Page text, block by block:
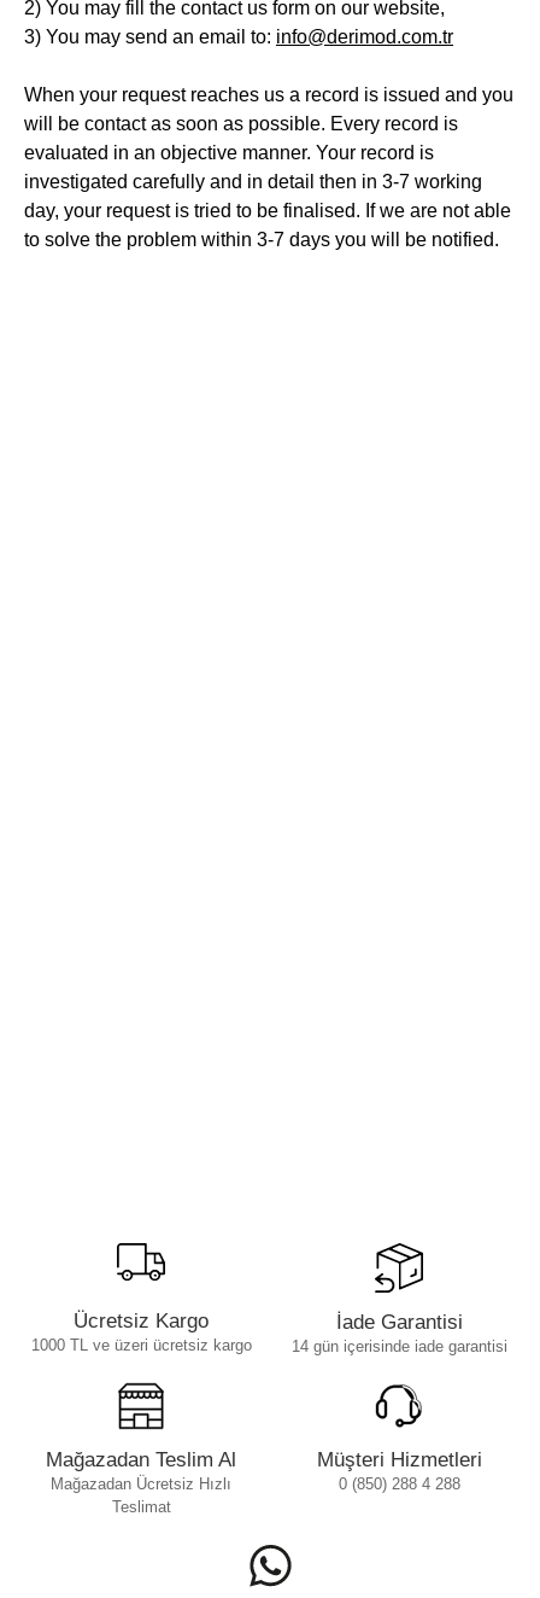
2) You may fill the contact us form on our website,
3) You may send an email to: info@derimod.com.tr
When your request reaches us a record is issued and you
will be contact as soon as possible. Every record is
evaluated in an objective manner. Your record is
investigated carefully and in detail then in 3-7 working
day, your request is tried to be finalised. If we are not able
to solve the problem within 3-7 days you will be notified.
Ücretsiz Kargo
1000 TL ve üzeri ücretsiz kargo
İade Garantisi
14 gün içerisinde iade garantisi
Mağazadan Teslim Al
Mağazadan Ücretsiz Hızlı
Teslimat
Müşteri Hizmetleri
0 (850) 288 4 288